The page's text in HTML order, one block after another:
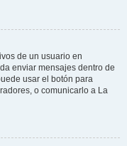
de un usuario en
enviar mensajes dentro de
usar el botón para
o comunicarlo a La